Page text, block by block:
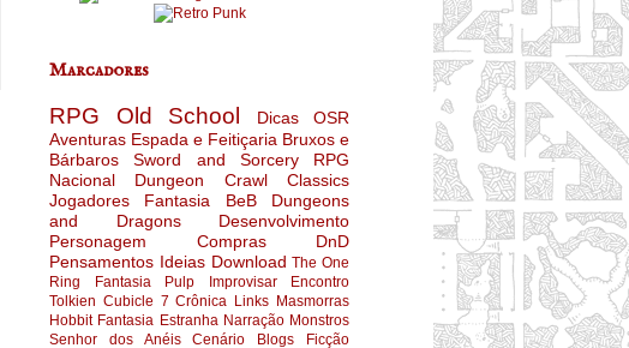
Marcadores
RPG Old School Dicas
OSR
Aventuras Espada e Feitiçaria Bruxos e
Bárbaros
Sword and Sorcery
RPG
Nacional
Dungeon Crawl Classics
Jogadores
Fantasia BeB
Dungeons
and Dragons
Desenvolvimento
Personagem
Compras
DnD
Pensamentos Ideias Download The One
Ring
Fantasia Pulp Improvisar
Encontro
Tolkien Cubicle 7 Crônica Links Masmorras
Hobbit Fantasia Estranha Narração Monstros
Senhor dos Anéis
Cenário Blogs Ficção